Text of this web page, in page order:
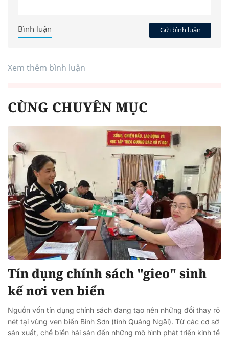
Gửi bình luận
Bình luận
Xem thêm bình luận
CÙNG CHUYÊN MỤC
Tín dụng chính sách "gieo" sinh
kế nơi ven biển
Nguồn vốn tín dụng chính sách đang tạo nên những đổi thay rõ
nét tại vùng ven biển Bình Sơn (tỉnh Quảng Ngãi). Từ các cơ sở
sản xuất, chế biến hải sản đến những mô hình phát triển kinh tế